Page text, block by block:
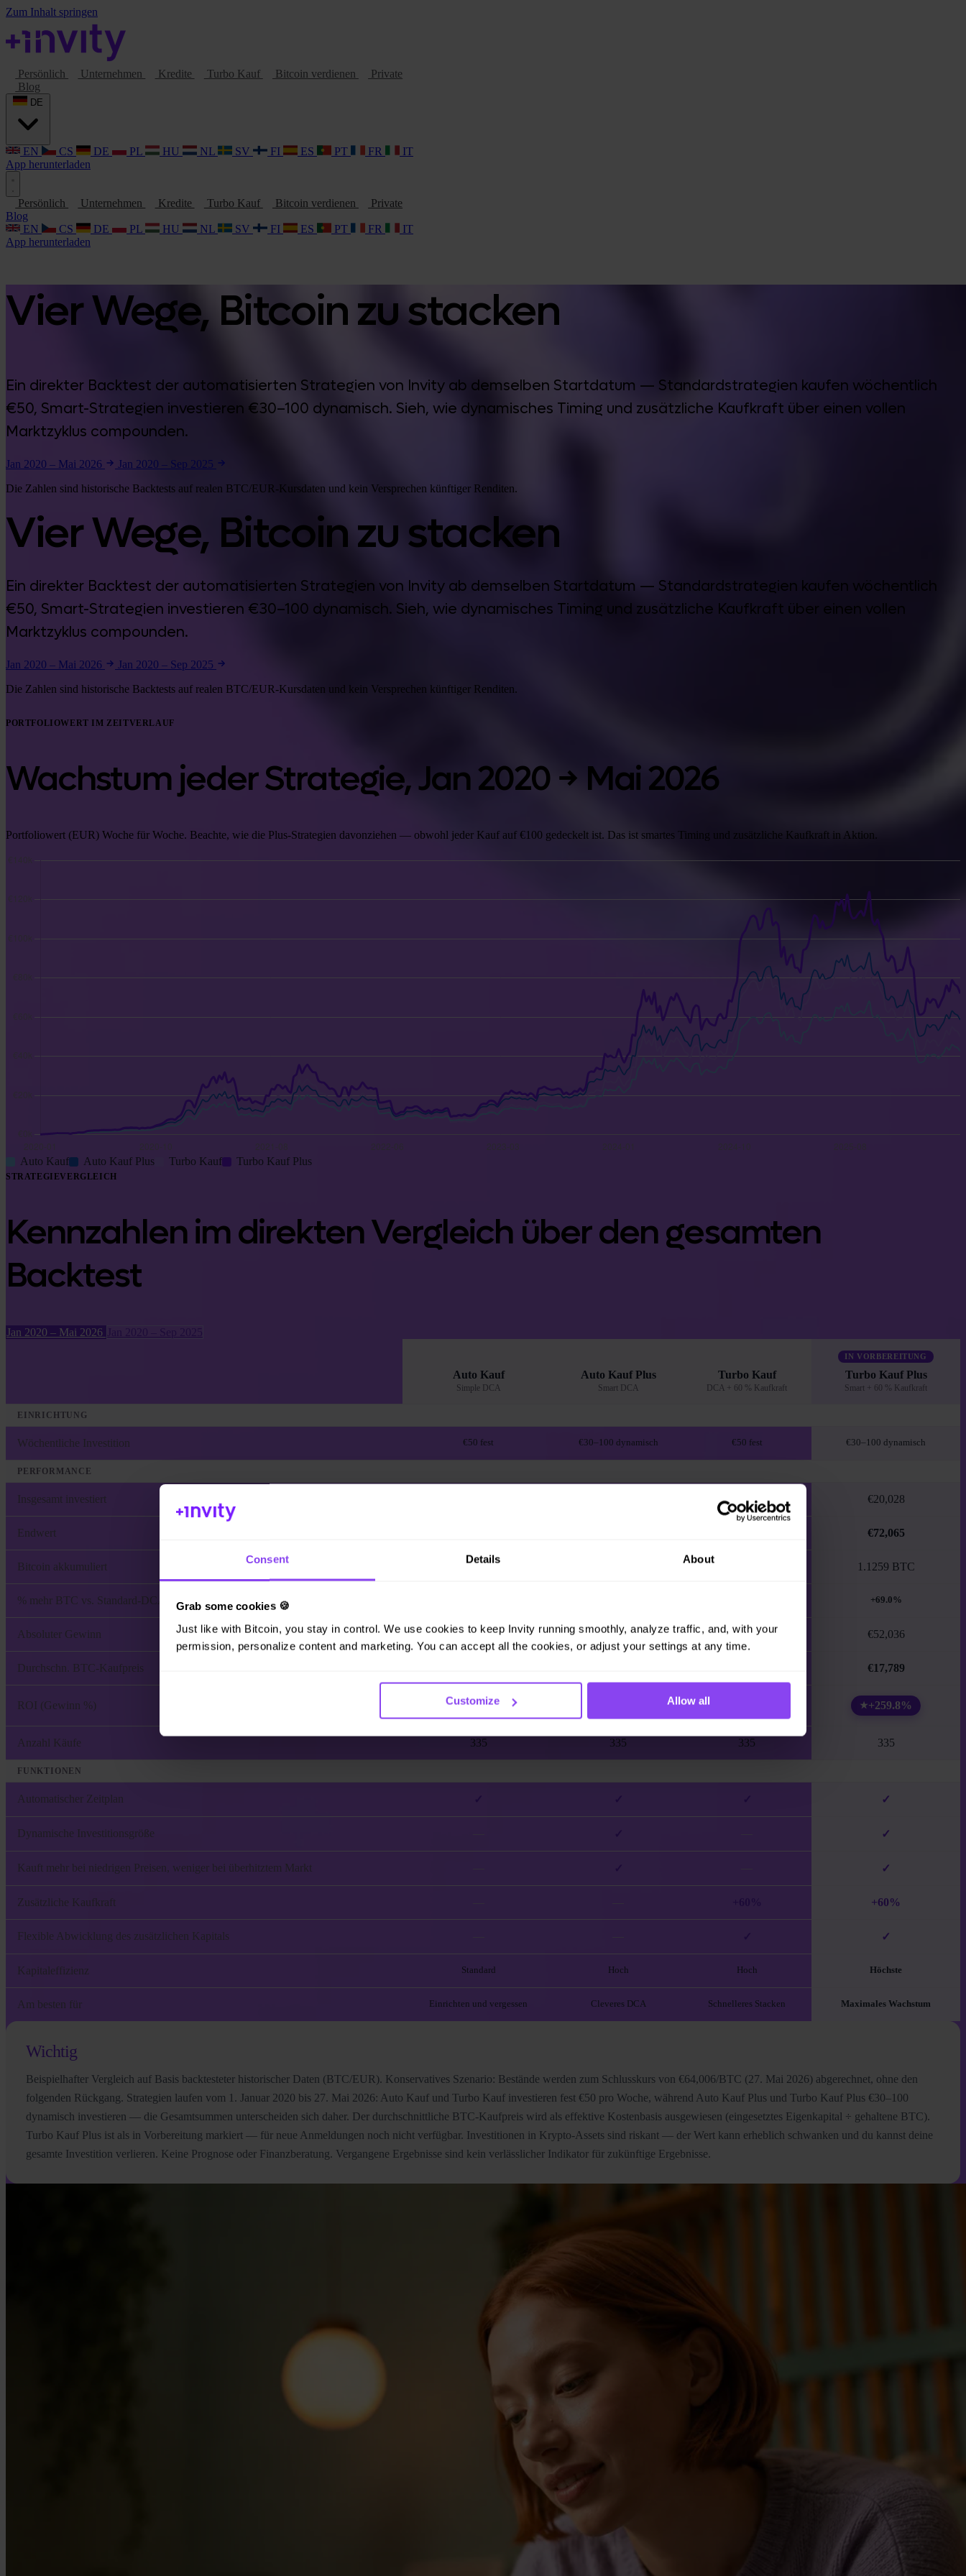
Consent Details About
Grab some cookies 🍪
Just like with Bitcoin, you stay in control. We use cookies to keep Invity running smoothly, analyze traffic, and, with your
permission, personalize content and marketing. You can accept all the cookies, or adjust your settings at any time.
Customize Allow all
Zum Inhalt springen
Persönlich Unternehmen Kredite Turbo Kauf Bitcoin verdienen
Private
Blog
EN CS DE PL HU NL SV FI ES PT FR
IT
App herunterladen
Persönlich Unternehmen Kredite Turbo Kauf Bitcoin verdienen
Private
Blog
EN
CS DE PL HU NL SV FI ES PT FR
IT
App herunterladen
Vier Wege, Bitcoin zu stacken
Ein direkter Backtest der automatisierten Strategien von Invity ab demselben Startdatum — Standardstrategien kaufen wöchentlich
€50, Smart-Strategien investieren €30–100 dynamisch. Sieh, wie dynamisches Timing und zusätzliche Kaufkraft über einen vollen
Marktzyklus compounden.
Jan 2020 – Mai 2026
Jan 2020 – Sep 2025
Die Zahlen sind historische Backtests auf realen BTC/EUR-Kursdaten und kein Versprechen künftiger Renditen.
Vier Wege, Bitcoin zu stacken
Ein direkter Backtest der automatisierten Strategien von Invity ab demselben Startdatum — Standardstrategien kaufen wöchentlich
€50, Smart-Strategien investieren €30–100 dynamisch. Sieh, wie dynamisches Timing und zusätzliche Kaufkraft über einen vollen
Marktzyklus compounden.
Jan 2020 – Mai 2026
Jan 2020 – Sep 2025
Die Zahlen sind historische Backtests auf realen BTC/EUR-Kursdaten und kein Versprechen künftiger Renditen.
PORTFOLIOWERT IM ZEITVERLAUF
Wachstum jeder Strategie,Jan 2020 → Mai 2026
Portfoliowert (EUR) Woche für Woche. Beachte, wie die Plus-Strategien davonziehen — obwohl jeder Kauf auf €100 gedeckelt ist. Das ist smartes Timing und zusätzliche Kaufkraft in Aktion.
Auto Kauf Auto Kauf Plus Turbo Kauf Turbo Kauf Plus
STRATEGIEVERGLEICH
Kennzahlen im direkten Vergleich über den gesamten
Backtest
Jan 2020 – Mai 2026
Auto Kauf
Simple DCA
Auto Kauf Plus
Smart DCA
Turbo Kauf
DCA + 60 % Kaufkraft
IN VORBEREITUNG
Turbo Kauf Plus
Smart + 60 % Kaufkraft
EINRICHTUNG
Wöchentliche Investition €50 fest €30–100 dynamisch €50 fest €30–100 dynamisch
PERFORMANCE
Insgesamt investiert €16,750 €20,028
Endwert €72,065
Bitcoin akkumuliert 0.6663 BTC 1.1259 BTC
% mehr BTC vs. Standard-DCA +69.0%
Absoluter Gewinn €25,900 €38,593 €33,377 €52,036
Durchschn. BTC-Kaufpreis €17,789
ROI (Gewinn %) +154.6% ★+259.8%
Anzahl Käufe 335 335 335 335
FUNKTIONEN
Automatischer Zeitplan ✓
Dynamische Investitionsgröße ✓
Kauft mehr bei niedrigen Preisen, weniger bei überhitztem Markt ✓
Zusätzliche Kaufkraft +60%
Flexible Abwicklung des zusätzlichen Kapitals ✓
Kapitaleffizienz Standard Hoch Hoch Höchste
Am besten für Einrichten und vergessen Cleveres DCA Schnelleres Stacken Maximales Wachstum
Wichtig
Beispielhafter Vergleich auf Basis backtesteter historischer Daten (BTC/EUR). Konservatives Szenario: Bestände werden zum Schlusskurs von €64,006/BTC (27. Mai 2026) abgerechnet, ohne den
folgenden Rückgang. Strategien laufen vom 1. Januar 2020 bis 27. Mai 2026: Auto Kauf und Turbo Kauf investieren fest €50 pro Woche, während Auto Kauf Plus und Turbo Kauf Plus €30–100
dynamisch investieren — die Gesamtsummen unterscheiden sich daher. Der durchschnittliche BTC-Kaufpreis wird als effektive Kostenbasis ausgewiesen (eingesetztes Eigenkapital ÷ gehaltene BTC).
Turbo Kauf Plus ist als in Vorbereitung markiert — für neue Anmeldungen noch nicht verfügbar. Investitionen in Krypto-Assets sind riskant — der Wert kann erheblich schwanken und du kannst deine
gesamte Investition verlieren. Keine Prognose oder Finanzberatung. Vergangene Ergebnisse sind kein verlässlicher Indikator für zukünftige Ergebnisse.